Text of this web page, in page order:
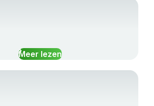
Meer lezen